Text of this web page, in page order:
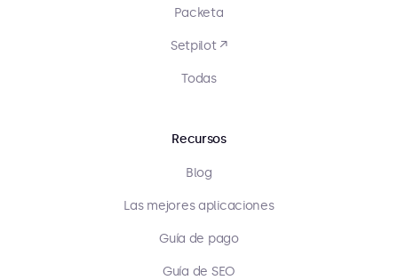
Packeta
Setpilot ↗
Todas
Recursos
Blog
Las mejores aplicaciones
Guía de pago
Guía de SEO